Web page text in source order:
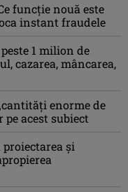
funcție nouă este
instant fraudele
1 milion de
cazarea, mâncarea,
enorme de
acest subiect
şi